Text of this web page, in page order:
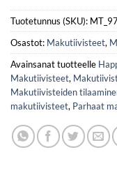
Tuotetunnus (SKU):
Osastot: Makutiivisteet,
Avainsanat tuotteelle
Makutiivisteet,
Makutiivisteiden
makutiivisteet, Parhaat